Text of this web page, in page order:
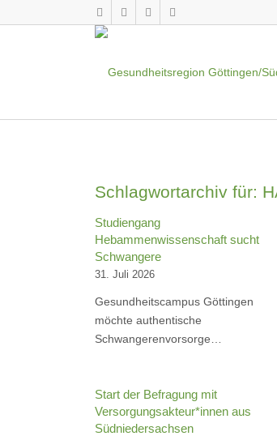
Schlagwortarchiv für:
Studiengang
Hebammenwissenschaft sucht
Schwangere
31. Juli 2026
Gesundheitscampus Göttingen
möchte authentische
Schwangerenvorsorge…
Start der Befragung mit
Versorgungsakteur*innen aus
Südniedersachsen